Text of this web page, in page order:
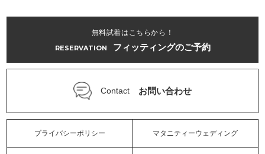
無料試着はこちらから！
RESERVATION
フィッティングのご予約
Contact お問い合わせ
プライバシーポリシー マタニティーウェディング